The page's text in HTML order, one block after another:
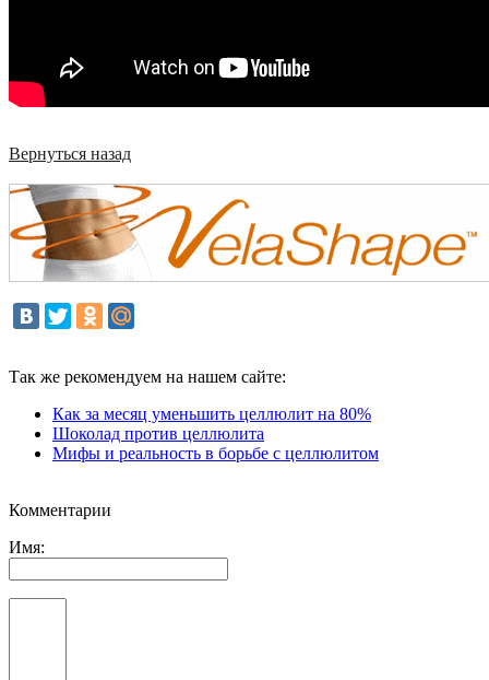
Вернуться назад
Так же рекомендуем на нашем сайте:
Как за месяц уменьшить целлюлит на 80%
Шоколад против целлюлита
Мифы и реальность в борьбе с целлюлитом
Комментарии
Имя: